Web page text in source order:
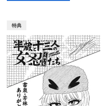
特典